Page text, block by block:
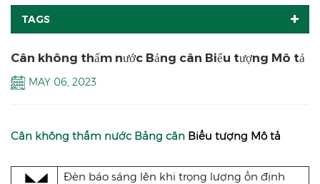
TAGS
Cân không thấm nước Bảng cân Biểu tượng Mô tả
MAY 06, 2023
Cân không thấm nước Bảng cân Biểu tượng Mô tả
Đèn báo sáng lên khi trọng lượng ổn định